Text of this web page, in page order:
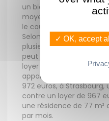
un bien d’une surface
moyen pratiqué
le courtier Cafpi.
Selon la même source,
plusieurs grandes villes
peut acquérir un
loyer serait de 982 euros,
appartement de 81 m²
972 euros, à
contre un loyer de 967
une résidence de 77 m²
par mois.
✓ OK, accept all